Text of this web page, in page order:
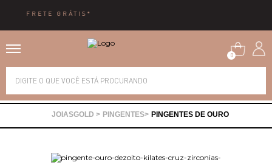
0
PINGENTES PINGENTES DE OURO
Alianças
Brincos